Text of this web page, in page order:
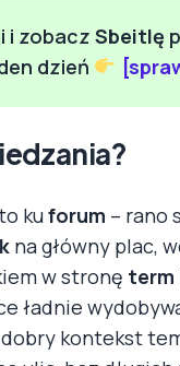
i zobacz Sbeitlę
dzień
kuforum – rano
na główny plac,
w stronę term
ładnie
kontekst